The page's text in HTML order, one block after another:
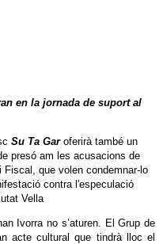
en la jornada de suport al
Su Ta Garoferirà també un
presó am les acusacions de
Fiscal, que volen condemnar-lo
contra l'especulació
Vella
Ivorra no s’aturen. El Grup de
acte cultural que tindrà lloc el